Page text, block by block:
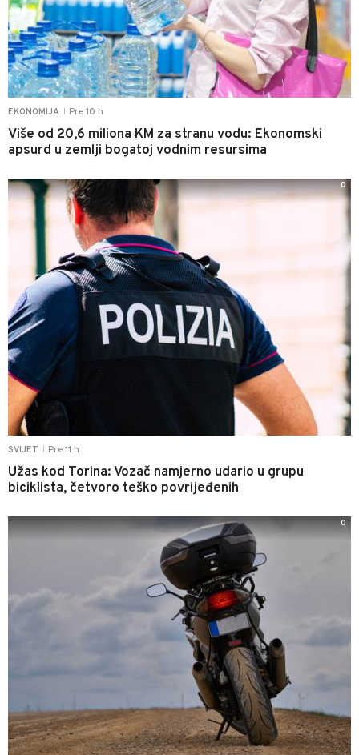
EKONOMIJA Pre 10 h
Više od 20,6 miliona KM za stranu vodu: Ekonomski
apsurd u zemlji bogatoj vodnim resursima
SVIJET Pre 11 h
Užas kod Torina: Vozač namjerno udario u grupu
biciklista, četvoro teško povrijeđenih
0
0